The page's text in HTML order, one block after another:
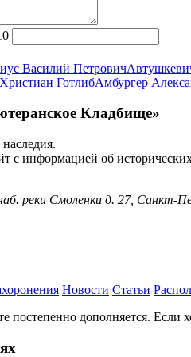
Василий Петрович
ГотлибАмбургер
Кладбище»
с информацией об
реки Смоленки д. 27, Санкт-
Новости Статьи
постепенно дополняется. Если